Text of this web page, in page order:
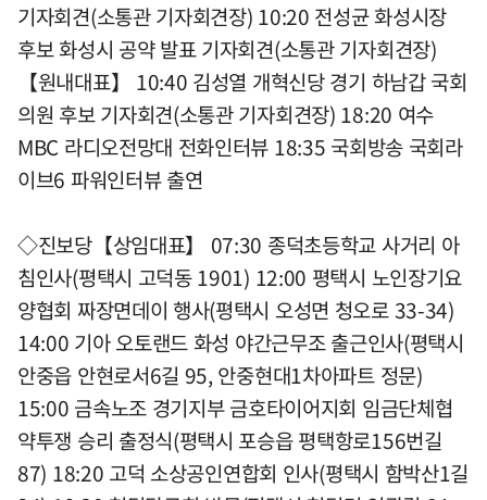
기자회견(소통관 기자회견장) 10:20 전성균 화성시장
후보 화성시 공약 발표 기자회견(소통관 기자회견장)
【원내대표】 10:40 김성열 개혁신당 경기 하남갑 국회
의원 후보 기자회견(소통관 기자회견장) 18:20 여수
MBC 라디오전망대 전화인터뷰 18:35 국회방송 국회라
이브6 파워인터뷰 출연
◇진보당【상임대표】 07:30 종덕초등학교 사거리 아
침인사(평택시 고덕동 1901) 12:00 평택시 노인장기요
양협회 짜장면데이 행사(평택시 오성면 청오로 33-34)
14:00 기아 오토랜드 화성 야간근무조 출근인사(평택시
안중읍 안현로서6길 95, 안중현대1차아파트 정문)
15:00 금속노조 경기지부 금호타이어지회 임금단체협
약투쟁 승리 출정식(평택시 포승읍 평택항로156번길
87) 18:20 고덕 소상공인연합회 인사(평택시 함박산1길